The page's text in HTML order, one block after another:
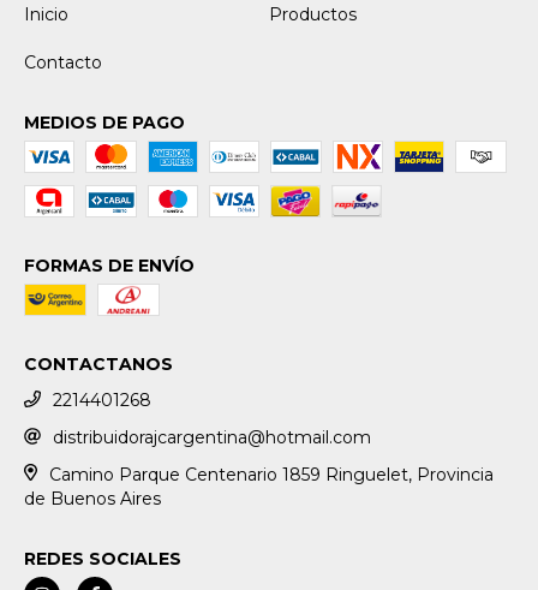
Inicio
Productos
Contacto
MEDIOS DE PAGO
FORMAS DE ENVÍO
CONTACTANOS
2214401268
distribuidorajcargentina@hotmail.com
Camino Parque Centenario 1859 Ringuelet, Provincia
de Buenos Aires
REDES SOCIALES